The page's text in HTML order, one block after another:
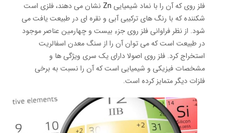
فلز روی که آن را با نماد شیمیایی Zn نشان می دهند، فلزی است
شکننده که با رنگ های ترکیبی آبی و نقره ای در طبیعت یافت می
شود. از نظر فراوانی فلز روی جزء بیست و چهارمین عناصر موجود
در طبیعت است که می توان آن را از سنگ معدن اسفالریت
استخراج کرد. فلز روی اصولا دارای یک سری ویژگی ها و
مشخصات فیزیکی و شیمیایی است که آن را نسبت به برخی
فلزات دیگر متمایز کرده است.